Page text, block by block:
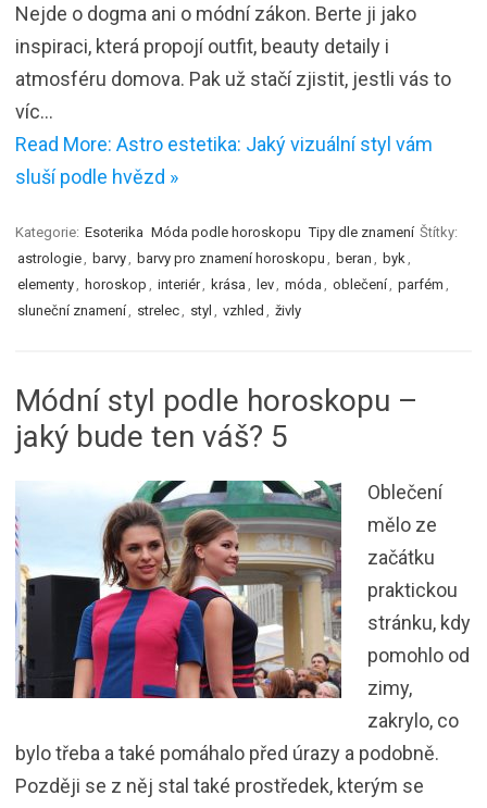
Nejde o dogma ani o módní zákon. Berte ji jako
inspiraci, která propojí outfit, beauty detaily i
atmosféru domova. Pak už stačí zjistit, jestli vás to
víc…
Read More: Astro estetika: Jaký vizuální styl vám
sluší podle hvězd »
Kategorie: Esoterika Móda podle horoskopu Tipy dle znamení Štítky:
astrologie
barvy barvy pro znamení horoskopu beran byk
elementy
horoskop interiér krása lev móda oblečení parfém
sluneční znamení
strelec styl vzhled živly
Módní styl podle horoskopu –
jaký bude ten váš? 5
Oblečení
mělo ze
začátku
praktickou
stránku, kdy
pomohlo od
zimy,
zakrylo, co
bylo třeba a také pomáhalo před úrazy a podobně.
Později se z něj stal také prostředek, kterým se